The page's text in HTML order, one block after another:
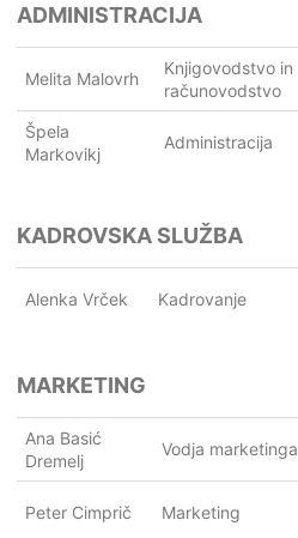
ADMINISTRACIJA
Melita Malovrh
Knjigovodstvo in
računovodstvo
Špela
Markovikj
Administracija
KADROVSKA SLUŽBA
Alenka Vrček Kadrovanje
MARKETING
Ana Basić
Dremelj
Vodja marketinga
Peter Cimprič Marketing